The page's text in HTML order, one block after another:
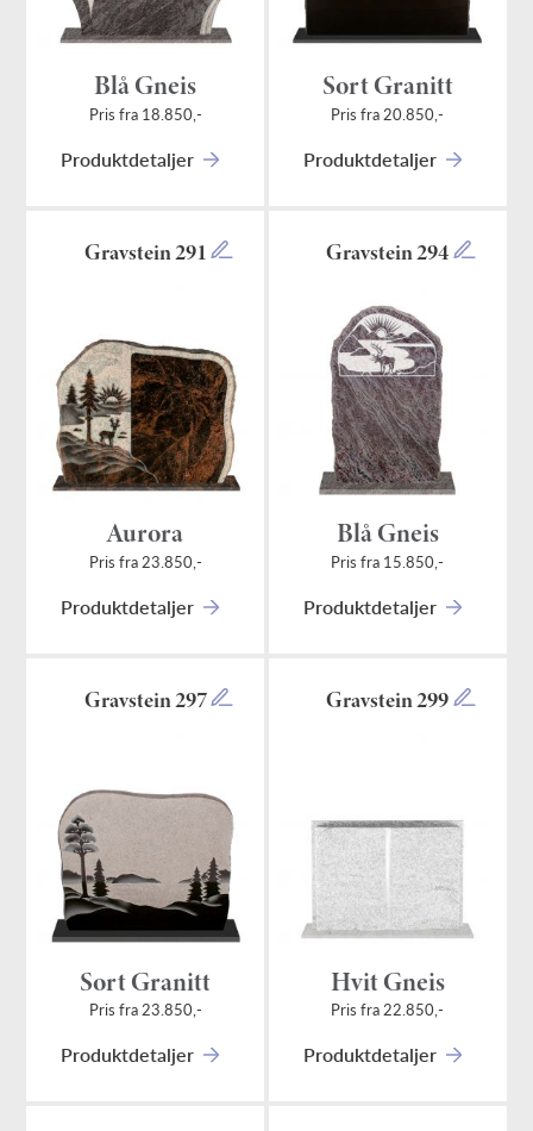
Blå Gneis
Pris fra 18.850,-
Produktdetaljer
Sort Granitt
Pris fra 20.850,-
Produktdetaljer
Gravstein 291
Aurora
Pris fra 23.850,-
Produktdetaljer
Gravstein 294
Blå Gneis
Pris fra 15.850,-
Produktdetaljer
Gravstein 297
Sort Granitt
Pris fra 23.850,-
Produktdetaljer
Gravstein 299
Hvit Gneis
Pris fra 22.850,-
Produktdetaljer